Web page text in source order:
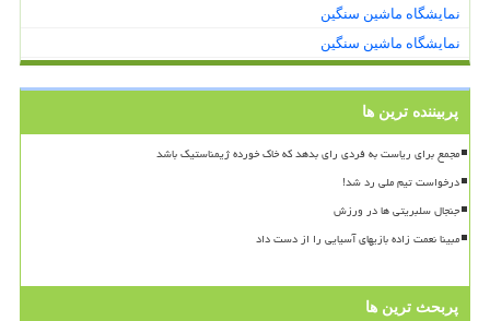
نمایشگاه ماشین سنگین
نمایشگاه ماشین سنگین
پربیننده ترین ها
مجمع برای ریاست به فردی رای بدهد که خاک خورده ژیمناستیک باشد
درخواست تیم ملی رد شد!
جنجال سلبریتی ها در ورزش
مبینا نعمت زاده بازیهای آسیایی را از دست داد
پربحث ترین ها